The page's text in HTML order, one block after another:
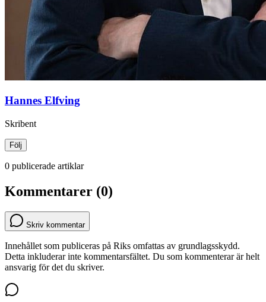
Hannes Elfving
Skribent
Följ
0 publicerade artiklar
Kommentarer (0)
Skriv kommentar
Innehållet som publiceras på Riks omfattas av grundlagsskydd.
Detta inkluderar inte kommentarsfältet. Du som kommenterar är helt
ansvarig för det du skriver.